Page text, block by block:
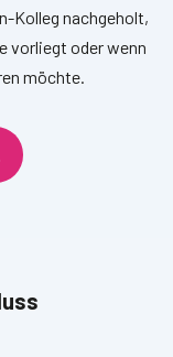
Kolleg nachgeholt,
vorliegt oder wenn
möchte.